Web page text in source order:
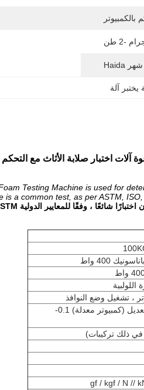
بالكمبيوتر
يختبر آلة
Testing Machine is used for
a common test, as per ASTM,
400 واط
اللولبية
، تشغيل وضع النوافذ
سرعة قابلة للتعديل (كمبيوتر معدلة) 0.1-
gf / kgf / N //